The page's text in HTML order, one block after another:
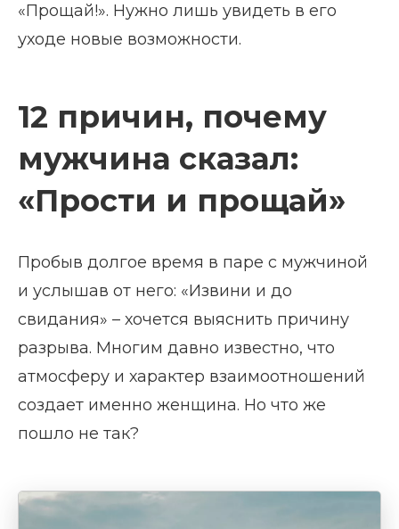
«Прощай!». Нужно лишь увидеть в его
уходе новые возможности.
12 причин, почему
мужчина сказал:
«Прости и прощай»
Пробыв долгое время в паре с мужчиной
и услышав от него: «Извини и до
свидания» – хочется выяснить причину
разрыва. Многим давно известно, что
атмосферу и характер взаимоотношений
создает именно женщина. Но что же
пошло не так?